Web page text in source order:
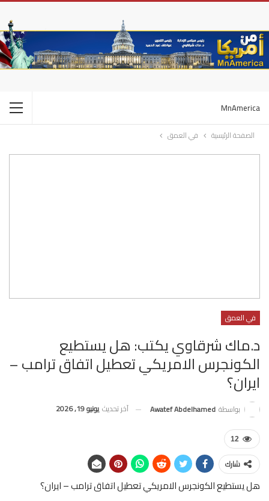
MnAmerica
الصفحة الرئيسية في العمق
في العمق
د.ماك شرقاوي يكتب: هل يستطيع
الكونجرس الامريكي تعطيل اتفاق ترامب –
ايران؟
بواسطة Awatef Abdelhamed آخر تحديث يونيو 19, 2026
12
شارك
هل يستطيع الكونجرس الامريكي تعطيل اتفاق ترامب – ايران؟